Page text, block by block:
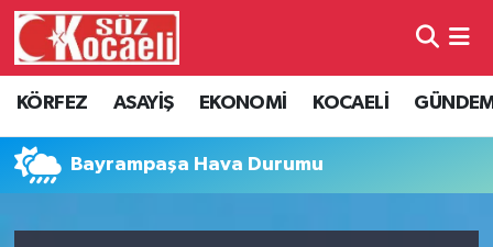
KÖRFEZ ASAYİŞ EKONOMİ KOCAELİ
Bayrampaşa Hava Durumu
Kocaeli Hava Durumu
Kocaeli Namaz Vakitleri